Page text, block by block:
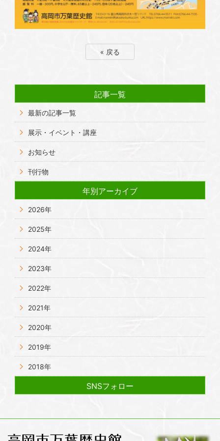
« 戻る
記事一覧
最新の記事一覧
展示・イベント・講座
お知らせ
刊行物
年別アーカイブ
2026年
2025年
2024年
2023年
2022年
2021年
2020年
2019年
2018年
SNSフォロー